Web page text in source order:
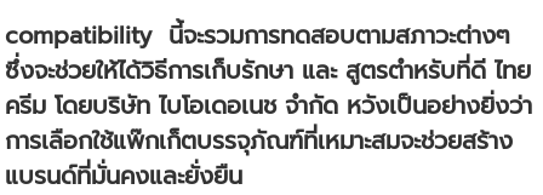
compatibility นี้จะรวมการทดสอบตามสภาวะต่างๆ
ซึ่งจะช่วยให้ได้วิธีการเก็บรักษา และ สูตรตำหรับที่ดี ไทย
ครีม โดยบริษัท ไบโอเดอเนช จำกัด หวังเป็นอย่างยิ่งว่า
การเลือกใช้แพ๊กเก็ตบรรจุภัณฑ์ที่เหมาะสมจะช่วยสร้าง
แบรนด์ที่มั่นคงและยั่งยืน